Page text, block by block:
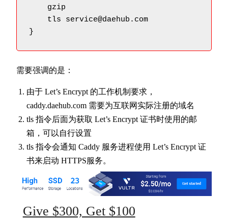
    gzip
    tls service@daehub.com
}
需要强调的是：
由于 Let’s Encrypt 的工作机制要求，
caddy.daehub.com 需要为互联网实际注册的域名
tls 指令后面为获取 Let’s Encrypt 证书时使用的邮
箱，可以自行设置
tls 指令会通知 Caddy 服务进程使用 Let’s Encrypt 证
书来启动 HTTPS服务。
Give $300, Get $100